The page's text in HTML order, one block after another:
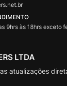
9hrs às 18hrs exceto
LTDA
atualizações